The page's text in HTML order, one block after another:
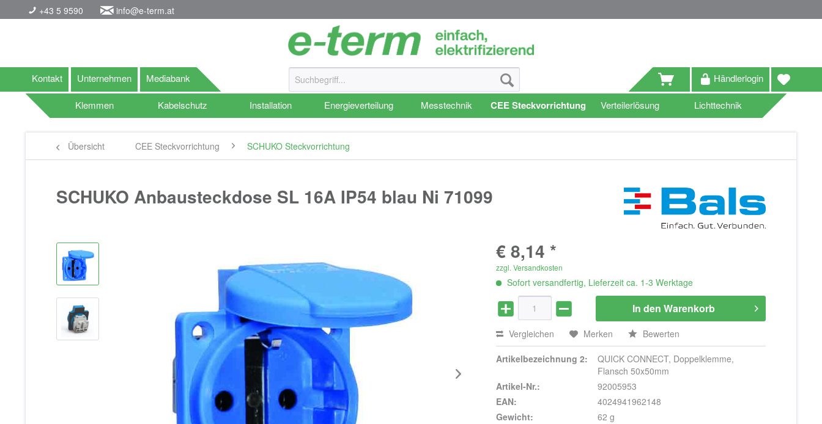
+43 5 9590 info@e-term.at
Kontakt Unternehmen Mediabank Händlerlogin
Klemmen Kabelschutz Installation Energieverteilung Messtechnik CEE Steckvorrichtung Verteilerlösung Lichttechnik
Übersicht CEE Steckvorrichtung SCHUKO Steckvorrichtung
SCHUKO Anbausteckdose SL 16A IP54 blau Ni 71099
€ 8,14 *
zzgl. Versandkosten
Sofort versandfertig, Lieferzeit ca. 1-3 Werktage
In den Warenkorb
Vergleichen Merken Bewerten
Artikelbezeichnung 2:
QUICK CONNECT, Doppelklemme,
Flansch 50x50mm
Artikel-Nr.:
92005953
EAN:
4024941962148
Gewicht:
62 g